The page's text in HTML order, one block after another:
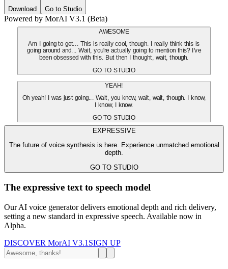
Download Go to Studio
Powered by MorAI V3.1 (Beta)
AWESOME
Am I going to get... This is really cool, though. I really think this is
going around and... Wait, you're actually going to mention this? I've
been obsessed with this. But then I thought, wait, though.
GO TO STUDIO
YEAH!
Oh yeah! I was just going... Wait, you know, wait, wait, though. I know,
I know, I know.
GO TO STUDIO
EXPRESSIVE
The future of voice synthesis is here. Experience unmatched emotional
depth.
GO TO STUDIO
The expressive text to speech model
Our AI voice generator delivers emotional depth and rich delivery,
setting a new standard in expressive speech. Available now in
Alpha.
DISCOVER MorAI V3.1 SIGN UP